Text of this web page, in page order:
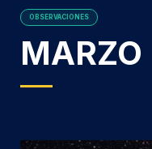
OBSERVACIONES
MARZO